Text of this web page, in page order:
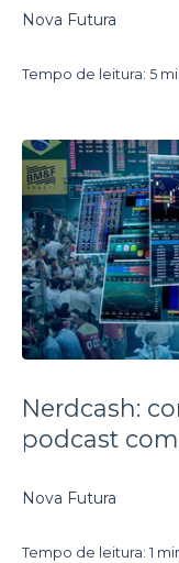
Nova Futura
Tempo de leitura: 5
Nerdcash:
podcast
Nova Futura
Tempo de leitura: 1